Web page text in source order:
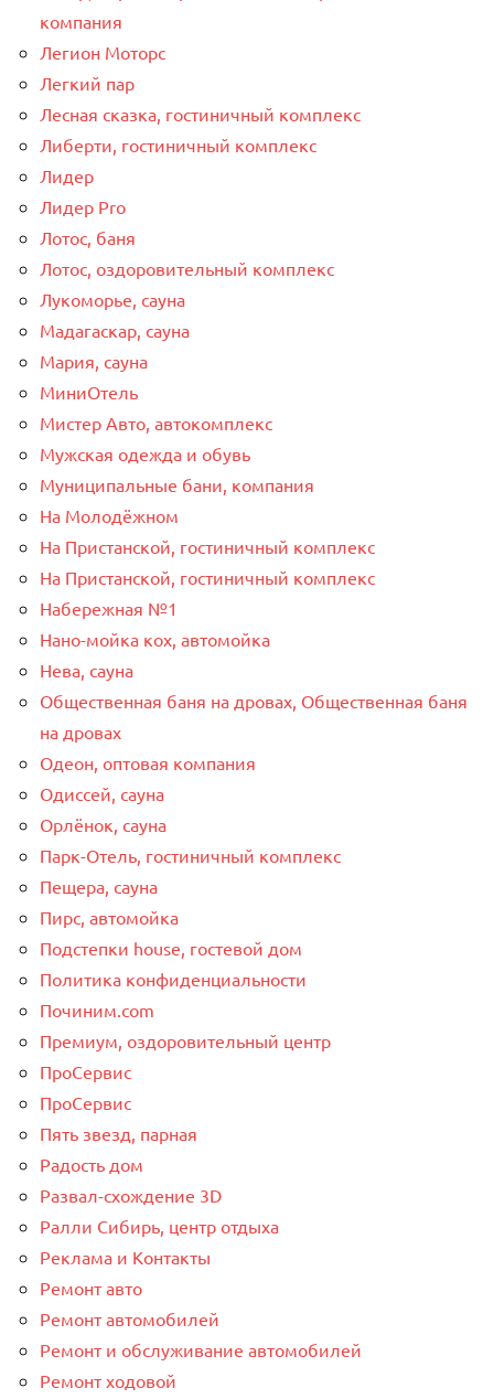
компания
Легион Моторс
Легкий пар
Лесная сказка, гостиничный комплекс
Либерти, гостиничный комплекс
Лидер
Лидер Pro
Лотос, баня
Лотос, оздоровительный комплекс
Лукоморье, сауна
Мадагаскар, сауна
Мария, сауна
МиниОтель
Мистер Авто, автокомплекс
Мужская одежда и обувь
Муниципальные бани, компания
На Молодёжном
На Пристанской, гостиничный комплекс
На Пристанской, гостиничный комплекс
Набережная №1
Нано-мойка кох, автомойка
Нева, сауна
Общественная баня на дровах, Общественная баня
на дровах
Одеон, оптовая компания
Одиссей, сауна
Орлёнок, сауна
Парк-Отель, гостиничный комплекс
Пещера, сауна
Пирс, автомойка
Подстепки house, гостевой дом
Политика конфиденциальности
Починим.com
Премиум, оздоровительный центр
ПроСервис
ПроСервис
Пять звезд, парная
Радость дом
Развал-схождение 3D
Ралли Сибирь, центр отдыха
Реклама и Контакты
Ремонт авто
Ремонт автомобилей
Ремонт и обслуживание автомобилей
Ремонт ходовой